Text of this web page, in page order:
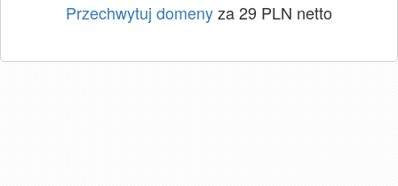
Przechwytuj domenyza 29 PLN netto